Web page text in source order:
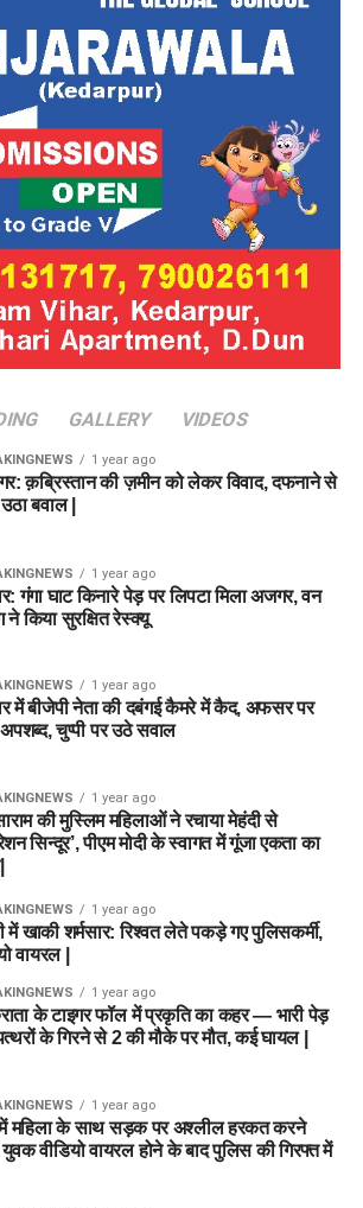
GALLERY VIDEOS
1 year ago
क़ब्रिस्तान की ज़मीन को लेकर विवाद, दफनाने से
बवाल |
1 year ago
गंगा घाट किनारे पेड़ पर लिपटा मिला अजगर, वन
ने किया सुरक्षित रेस्क्यू
1 year ago
में बीजेपी नेता की दबंगई कैमरे में कैद, अफसर पर
चुप्पी पर उठे सवाल
1 year ago
की मुस्लिम महिलाओं ने रचाया मेहंदी से
सिन्दूर’, पीएम मोदी के स्वागत में गूंजा एकता का
1 year ago
में खाकी शर्मसार: रिश्वत लेते पकड़े गए पुलिसकर्मी,
वायरल |
1 year ago
के टाइगर फॉल में प्रकृति का कहर — भारी पेड़
के गिरने से 2 की मौके पर मौत, कई घायल |
1 year ago
महिला के साथ सड़क पर अश्लील हरकत करने
युवक वीडियो वायरल होने के बाद पुलिस की गिरफ्त में